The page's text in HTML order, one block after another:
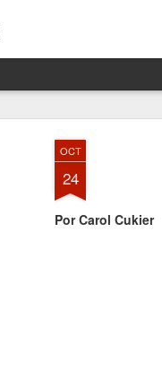
OCT
24
Por Carol Cukier